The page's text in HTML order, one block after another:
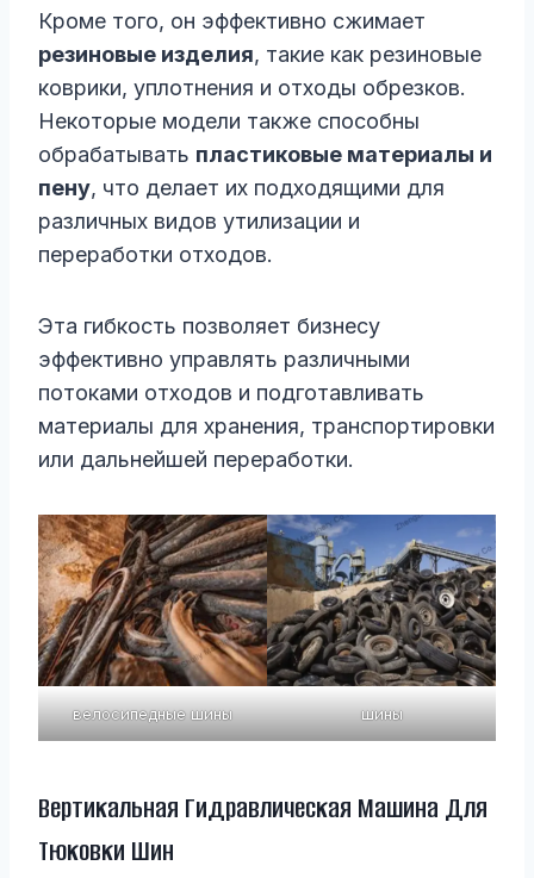
Кроме того, он эффективно сжимает
резиновые изделия, такие как резиновые
коврики, уплотнения и отходы обрезков.
Некоторые модели также способны
обрабатывать пластиковые материалы и
пену, что делает их подходящими для
различных видов утилизации и
переработки отходов.
Эта гибкость позволяет бизнесу
эффективно управлять различными
потоками отходов и подготавливать
материалы для хранения, транспортировки
или дальнейшей переработки.
велосипедные шины шины
Вертикальная Гидравлическая Машина Для
Тюковки Шин